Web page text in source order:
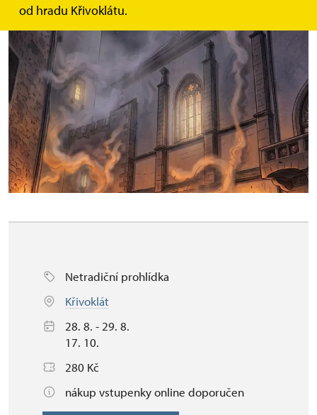
od hradu Křivoklátu.
Netradiční prohlídka
Křivoklát
28. 8. - 29. 8.
17. 10.
280 Kč
nákup vstupenky online doporučen